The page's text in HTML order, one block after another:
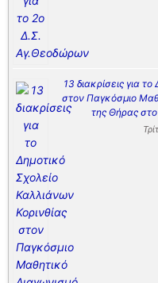
13 διακρίσεις για
στον Παγκόσμιο
της Θήρας